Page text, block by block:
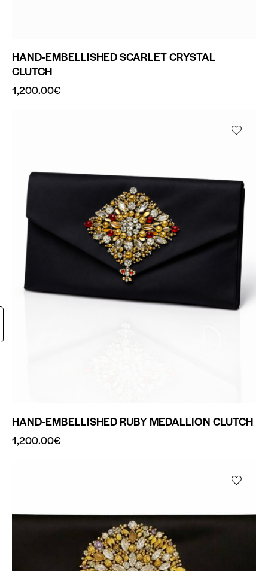
HAND-EMBELLISHED SCARLET CRYSTAL
CLUTCH
1,200.00€
HAND-EMBELLISHED RUBY MEDALLION CLUTCH
1,200.00€